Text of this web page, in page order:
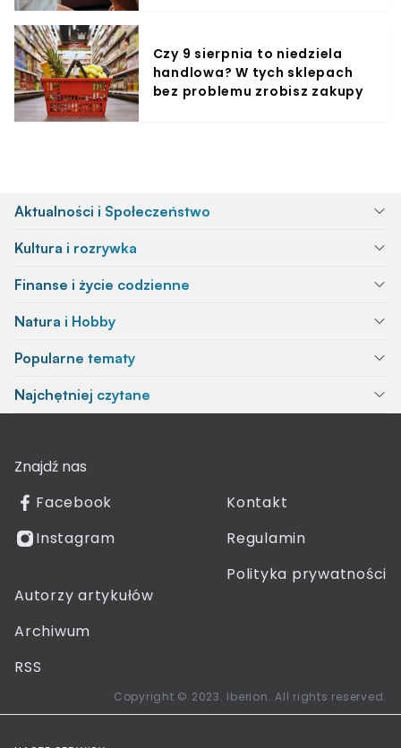
Czy 9 sierpnia to niedziela
handlowa? W tych sklepach
bez problemu zrobisz zakupy
Aktualności i Społeczeństwo
Kultura i rozrywka
Finanse i życie codzienne
Natura i Hobby
Popularne tematy
Najchętniej czytane
Znajdź nas
Facebook
Instagram
Kontakt
Regulamin
Polityka prywatności
Autorzy artykułów
Archiwum
RSS
Copyright © 2023. Iberion. All rights reserved.